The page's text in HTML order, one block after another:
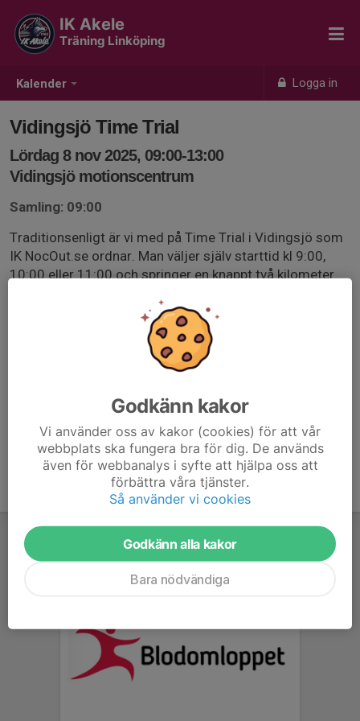
Kalender Logga in
IK Akele
Träning Linköping
Vidingsjö Time Trial
Lördag 8 nov 2025, 09:00-13:00
Vidingsjö motionscentrum
Samling: 09:00
Traditionsenligt är vi med på Time Trial i Vidingsjö som
IK NocOut.se ordnar. Man väljer själv starttid kl 9:00,
10:00 eller 11:00 och springer en knappt två kilometer
bryter vi och äter grillad korv ihop.
Mer info och anmälan hos NocOut på länken nedan.
Godkänn kakor
Vi använder oss av kakor (cookies) för att vår
webbplats ska fungera bra för dig. De används
även för webbanalys i syfte att hjälpa oss att
förbättra våra tjänster.
Så använder vi cookies
Godkänn alla kakor
Bara nödvändiga